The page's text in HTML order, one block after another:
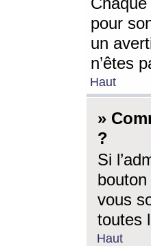
pour
un
n’êtes
Haut
»
?
Si
vous
toutes
Haut